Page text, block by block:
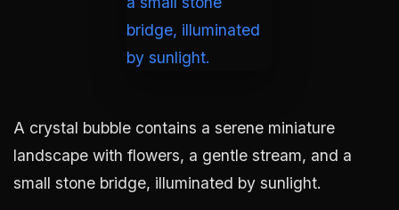
A crystal bubble contains a serene miniature
landscape with flowers, a gentle stream, and a
small stone bridge, illuminated by sunlight.